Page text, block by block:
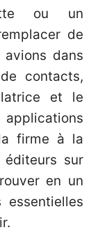
ou un
de
dans
contacts,
et le
firme à la
sur
en un